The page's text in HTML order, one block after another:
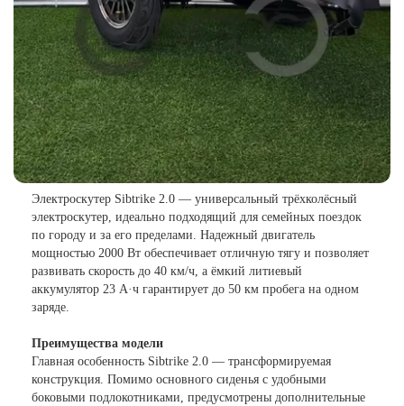
Электроскутер Sibtrike 2.0 — универсальный трёхколёсный
электроскутер, идеально подходящий для семейных поездок
по городу и за его пределами. Надежный двигатель
мощностью 2000 Вт обеспечивает отличную тягу и позволяет
развивать скорость до 40 км/ч, а ёмкий литиевый
аккумулятор 23 А·ч гарантирует до 50 км пробега на одном
заряде.
Преимущества модели
Главная особенность Sibtrike 2.0 — трансформируемая
конструкция. Помимо основного сиденья с удобными
боковыми подлокотниками, предусмотрены дополнительные